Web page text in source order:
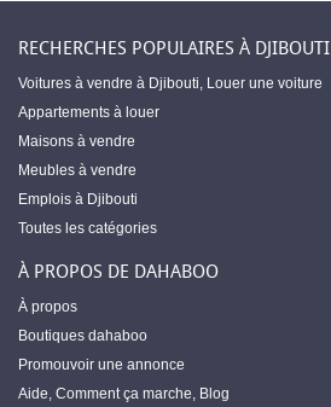
RECHERCHES POPULAIRES À DJIBOUTI
Voitures à vendre à Djibouti, Louer une voiture
Appartements à louer
Maisons à vendre
Meubles à vendre
Emplois à Djibouti
Toutes les catégories
À PROPOS DE DAHABOO
À propos
Boutiques dahaboo
Promouvoir une annonce
Aide, Comment ça marche, Blog